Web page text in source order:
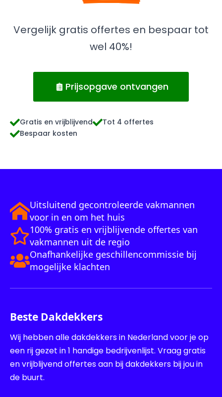
Vergelijk gratis offertes en bespaar tot
wel 40%!
Prijsopgave ontvangen
Gratis en vrijblijvend
Tot 4 offertes
Bespaar kosten
Uitsluitend gecontroleerde vakmannen
voor in en om het huis
100% gratis en vrijblijvende offertes van
vakmannen uit de regio
Onafhankelijke geschillencommissie bij
mogelijke klachten
Beste Dakdekkers
Wij hebben alle dakdekkers in Nederland voor je op
een rij gezet in 1 handige bedrijvenlijst. Vraag gratis
en vrijblijvend offertes aan bij dakdekkers bij jou in
de buurt.